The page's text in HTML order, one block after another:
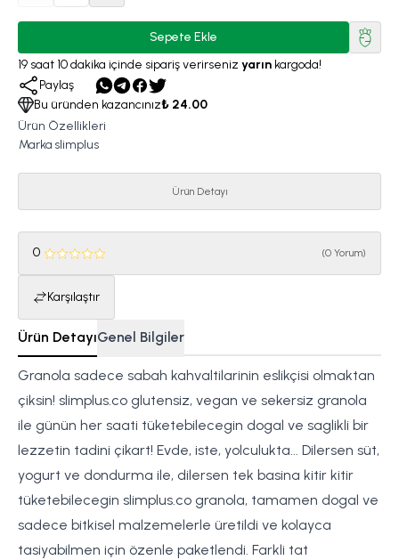
Sepete Ekle
19 saat 10dakika içinde sipariş verirseniz yarın kargoda!
Paylaş
Bu üründen kazancınız₺ 24.00
Ürün Özellikleri
Marka slimplus
Ürün Detayı
0 (0 Yorum)
Karşılaştır
Ürün DetayıGenel Bilgiler
Granola sadece sabah kahvaltilarinin eslikçisi olmaktan
çiksin! slimplus.co glutensiz, vegan ve sekersiz granola
ile günün her saati tüketebilecegin dogal ve saglikli bir
lezzetin tadini çikart! Evde, iste, yolculukta... Dilersen süt,
yogurt ve dondurma ile, dilersen tek basina kitir kitir
tüketebilecegin slimplus.co granola, tamamen dogal ve
sadece bitkisel malzemelerle üretildi ve kolayca
tasiyabilmen için özenle paketlendi. Farkli tat